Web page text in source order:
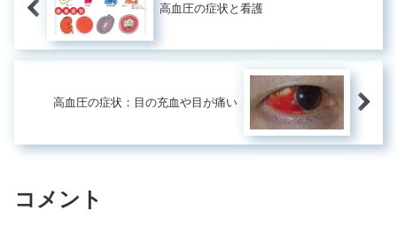
高血圧の症状と看護
高血圧の症状：目の充血や目が痛い
コメント